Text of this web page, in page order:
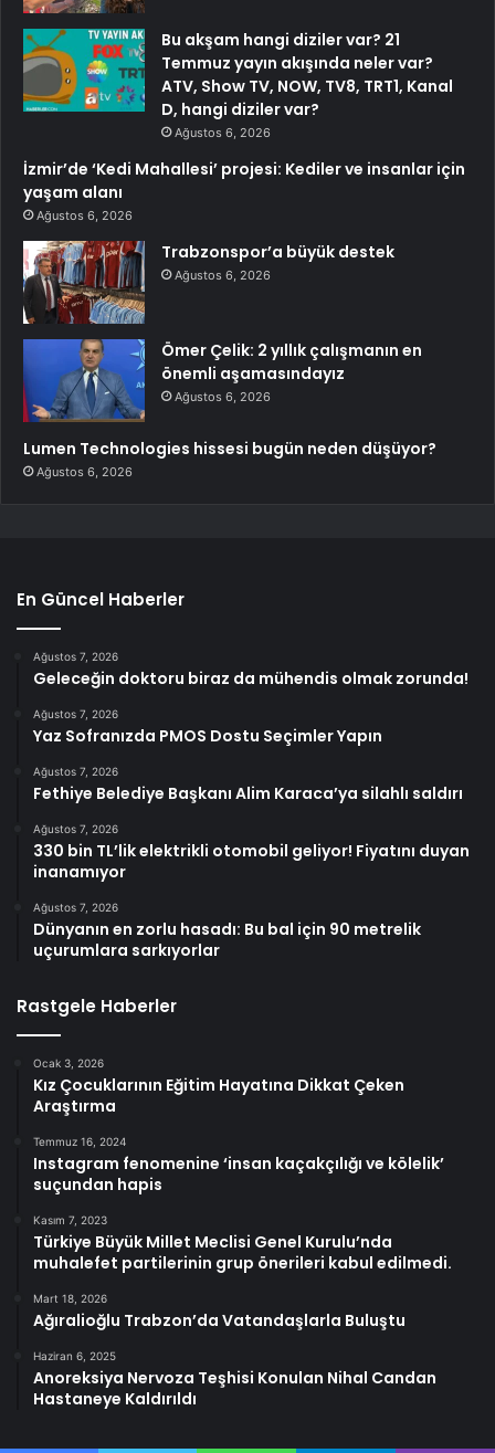
Bu akşam hangi diziler var? 21
Temmuz yayın akışında neler var?
ATV, Show TV, NOW, TV8, TRT1, Kanal
D, hangi diziler var?
Ağustos 6, 2026
İzmir’de ‘Kedi Mahallesi’ projesi: Kediler ve insanlar için
yaşam alanı
Ağustos 6, 2026
Trabzonspor’a büyük destek
Ağustos 6, 2026
Ömer Çelik: 2 yıllık çalışmanın en
önemli aşamasındayız
Ağustos 6, 2026
Lumen Technologies hissesi bugün neden düşüyor?
Ağustos 6, 2026
En Güncel Haberler
Ağustos 7, 2026
Geleceğin doktoru biraz da mühendis olmak zorunda!
Ağustos 7, 2026
Yaz Sofranızda PMOS Dostu Seçimler Yapın
Ağustos 7, 2026
Fethiye Belediye Başkanı Alim Karaca’ya silahlı saldırı
Ağustos 7, 2026
330 bin TL’lik elektrikli otomobil geliyor! Fiyatını duyan
inanamıyor
Ağustos 7, 2026
Dünyanın en zorlu hasadı: Bu bal için 90 metrelik
uçurumlara sarkıyorlar
Rastgele Haberler
Ocak 3, 2026
Kız Çocuklarının Eğitim Hayatına Dikkat Çeken
Araştırma
Temmuz 16, 2024
Instagram fenomenine ‘insan kaçakçılığı ve kölelik’
suçundan hapis
Kasım 7, 2023
Türkiye Büyük Millet Meclisi Genel Kurulu’nda
muhalefet partilerinin grup önerileri kabul edilmedi.
Mart 18, 2026
Ağıralioğlu Trabzon’da Vatandaşlarla Buluştu
Haziran 6, 2025
Anoreksiya Nervoza Teşhisi Konulan Nihal Candan
Hastaneye Kaldırıldı